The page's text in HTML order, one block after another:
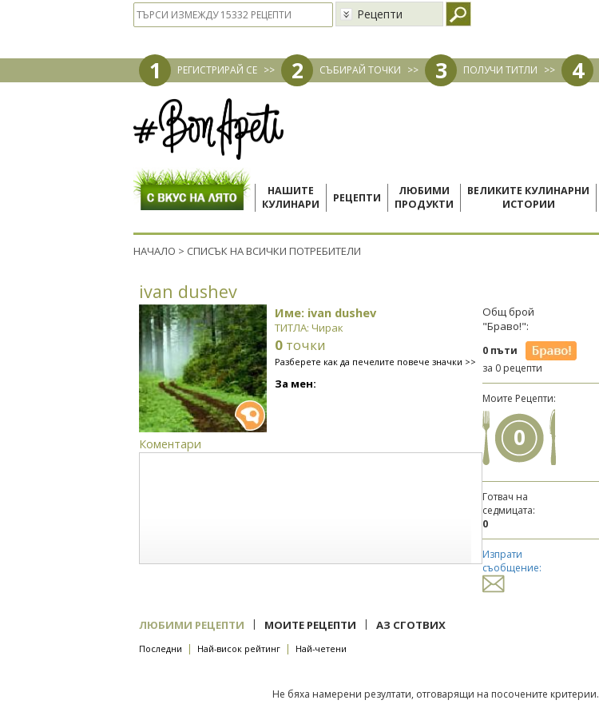
Рецепти
1 РЕГИСТРИРАЙ СЕ >> 2 СЪБИРАЙ ТОЧКИ >> 3 ПОЛУЧИ ТИТЛИ >> 4
НАШИТЕ
КУЛИНАРИ
РЕЦЕПТИ
ЛЮБИМИ
ПРОДУКТИ
ВЕЛИКИТЕ КУЛИНАРНИ
ИСТОРИИ
НАЧАЛО > СПИСЪК НА ВСИЧКИ ПОТРЕБИТЕЛИ
ivan dushev
Име: ivan dushev
ТИТЛА: Чирак
0 точки
Разберете как да печелите повече значки >>
За мен:
Коментари
Общ брой
"Браво!":
0 пъти
за 0 рецепти
Моите Рецепти:
0
Готвач на
седмицата:
0
Изпрати
съобщение:
ЛЮБИМИ РЕЦЕПТИ | МОИТЕ РЕЦЕПТИ | АЗ СГОТВИХ
Последни | Най-висок рейтинг | Най-четени
Не бяха намерени резултати, отговарящи на посочените критерии.